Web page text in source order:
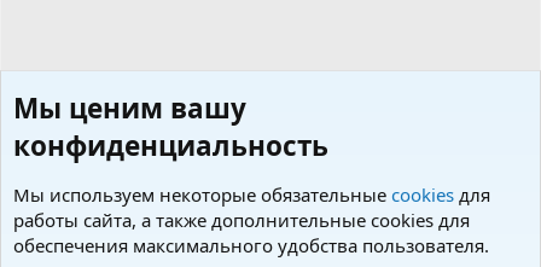
Теги
Мы ценим вашу
конфиденциальность
Мы используем некоторые обязательные cookies для
работы сайта, а также дополнительные cookies для
обеспечения максимального удобства пользователя.